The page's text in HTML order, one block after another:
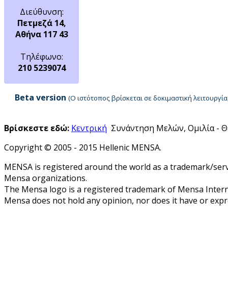
Διεύθυνση:
Πετμεζά 14,
Αθήνα 117 43
Τηλέφωνο:
210 5239074
Beta version (Ο ιστότοπος βρίσκεται σε δοκιμαστική
Βρίσκεστε εδώ: Κεντρική Συνάντηση Μελών, Ομιλία -
Copyright © 2005 - 2015 Hellenic MENSA.
MENSA is registered around the world as a trademark/
Mensa organizations.
The Mensa logo is a registered trademark of Mensa
Mensa does not hold any opinion, nor does it have or